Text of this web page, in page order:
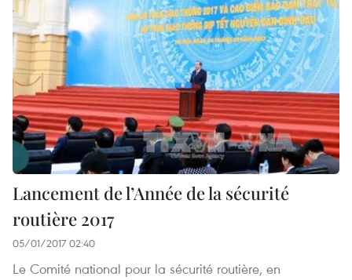
Lancement de l’Année de la sécurité
routière 2017
05/01/2017 02:40
Le Comité national pour la sécurité routière, en